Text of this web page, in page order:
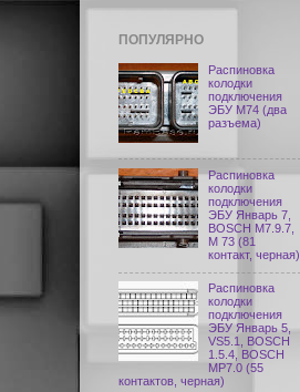
ПОПУЛЯРНО
Распиновка
колодки
подключения
ЭБУ M74 (два
разъема)
Распиновка
колодки
подключения
ЭБУ Январь 7,
BOSCH M7.9.7,
М 73 (81
контакт, черная)
Распиновка
колодки
подключения
ЭБУ Январь 5,
VS5.1, BOSCH
1.5.4, BOSCH
MP7.0 (55
контактов, черная)